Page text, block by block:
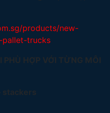
products/new-
trucks
HỢP VỚI TỪNG MÔI
stackers